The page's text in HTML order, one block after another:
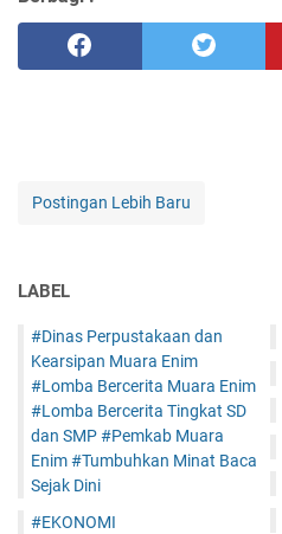
Postingan Lebih Baru
LABEL
#Dinas Perpustakaan dan
Kearsipan Muara Enim
#Lomba Bercerita Muara Enim
#Lomba Bercerita Tingkat SD
dan SMP #Pemkab Muara
Enim #Tumbuhkan Minat Baca
Sejak Dini
#EKONOMI